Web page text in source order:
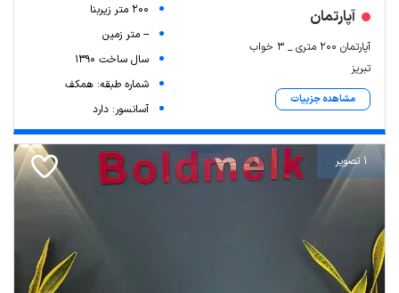
آپارتمان
آپارتمان ۲۰۰ متری _ ۳ خواب
تبریز
مشاهده جزییات
200 متر زیربنا
-- متر زمین
سال ساخت 1390
شماره طبقه: همکف
آسانسور: دارد
1 تصویر